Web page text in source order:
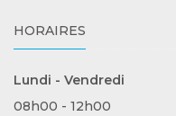
HORAIRES
Lundi - Vendredi
08h00 - 12h00